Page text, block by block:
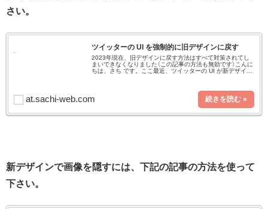
さい。
ツイッターの UI を強制的に旧デザインに戻す
2023年現在、旧デザインに戻す方法はすべて対策されてし
まいできなくなりました（この記事の方法も無効です）こんに
ちは、さち です。ここ最近、ツイッターの UI が新デザイン
at.sachi-web.com
新デザインで画像を隠すには、下記の記事の方法を使って
下さい。